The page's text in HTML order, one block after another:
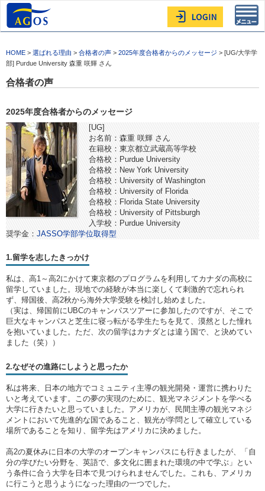
HOME > 選ばれる理由 > 合格者の声 > 2025年度合格者からのメッセージ > [UG/大学学
部] Purdue University 森重 咲輝 さん
合格者の声
2025年度合格者からのメッセージ
[UG]
お名前：森重 咲輝 さん
在籍校：東京都立武蔵高等学校
合格校：Purdue University
合格校：New York University
合格校：University of Washington
合格校：University of Florida
合格校：Florida State University
合格校：University of Pittsburgh
入学校：Purdue University
奨学金： JASSO学部学位取得型
1.留学を志したきっかけ
私は、高1～高2にかけて東京都のプログラムを利用してカナダの高校に
留学していました。現地での経験が本当に楽しくて刺激的で忘れられ
ず、帰国後、高2秋から海外大学受験を検討し始めました。
（実は、帰国前にUBCのキャンパスツアーに参加したのですが、そこで
巨大なキャンパスと芝生に寝っ転がる学生たちを見て、漠然とした憧れ
を抱いていました。ただ、次の留学はカナダとは違う国で、と決めてい
ました（笑））
2.なぜその進路にしようと思ったか
私は将来、日本の地方でコミュニティ主導の観光開発・運営に携わりた
いと考えています。この夢の実現のために、観光マネジメントを学べる
大学に行きたいと思っていました。アメリカが、民間主導の観光マネジ
メントにおいて先進的な国であること、観光が学問として確立している
場所であることを知り、留学先はアメリカに決めました。
高2の夏休みに日本の大学のオープンキャンパスにも行きましたが、「自
分の学びたい分野を、英語で、多文化に囲まれた環境の中で学ぶ」とい
う条件に合う大学を日本で見つけられませんでした。これも、アメリカ
に行こうと思うようになった理由の一つでした。